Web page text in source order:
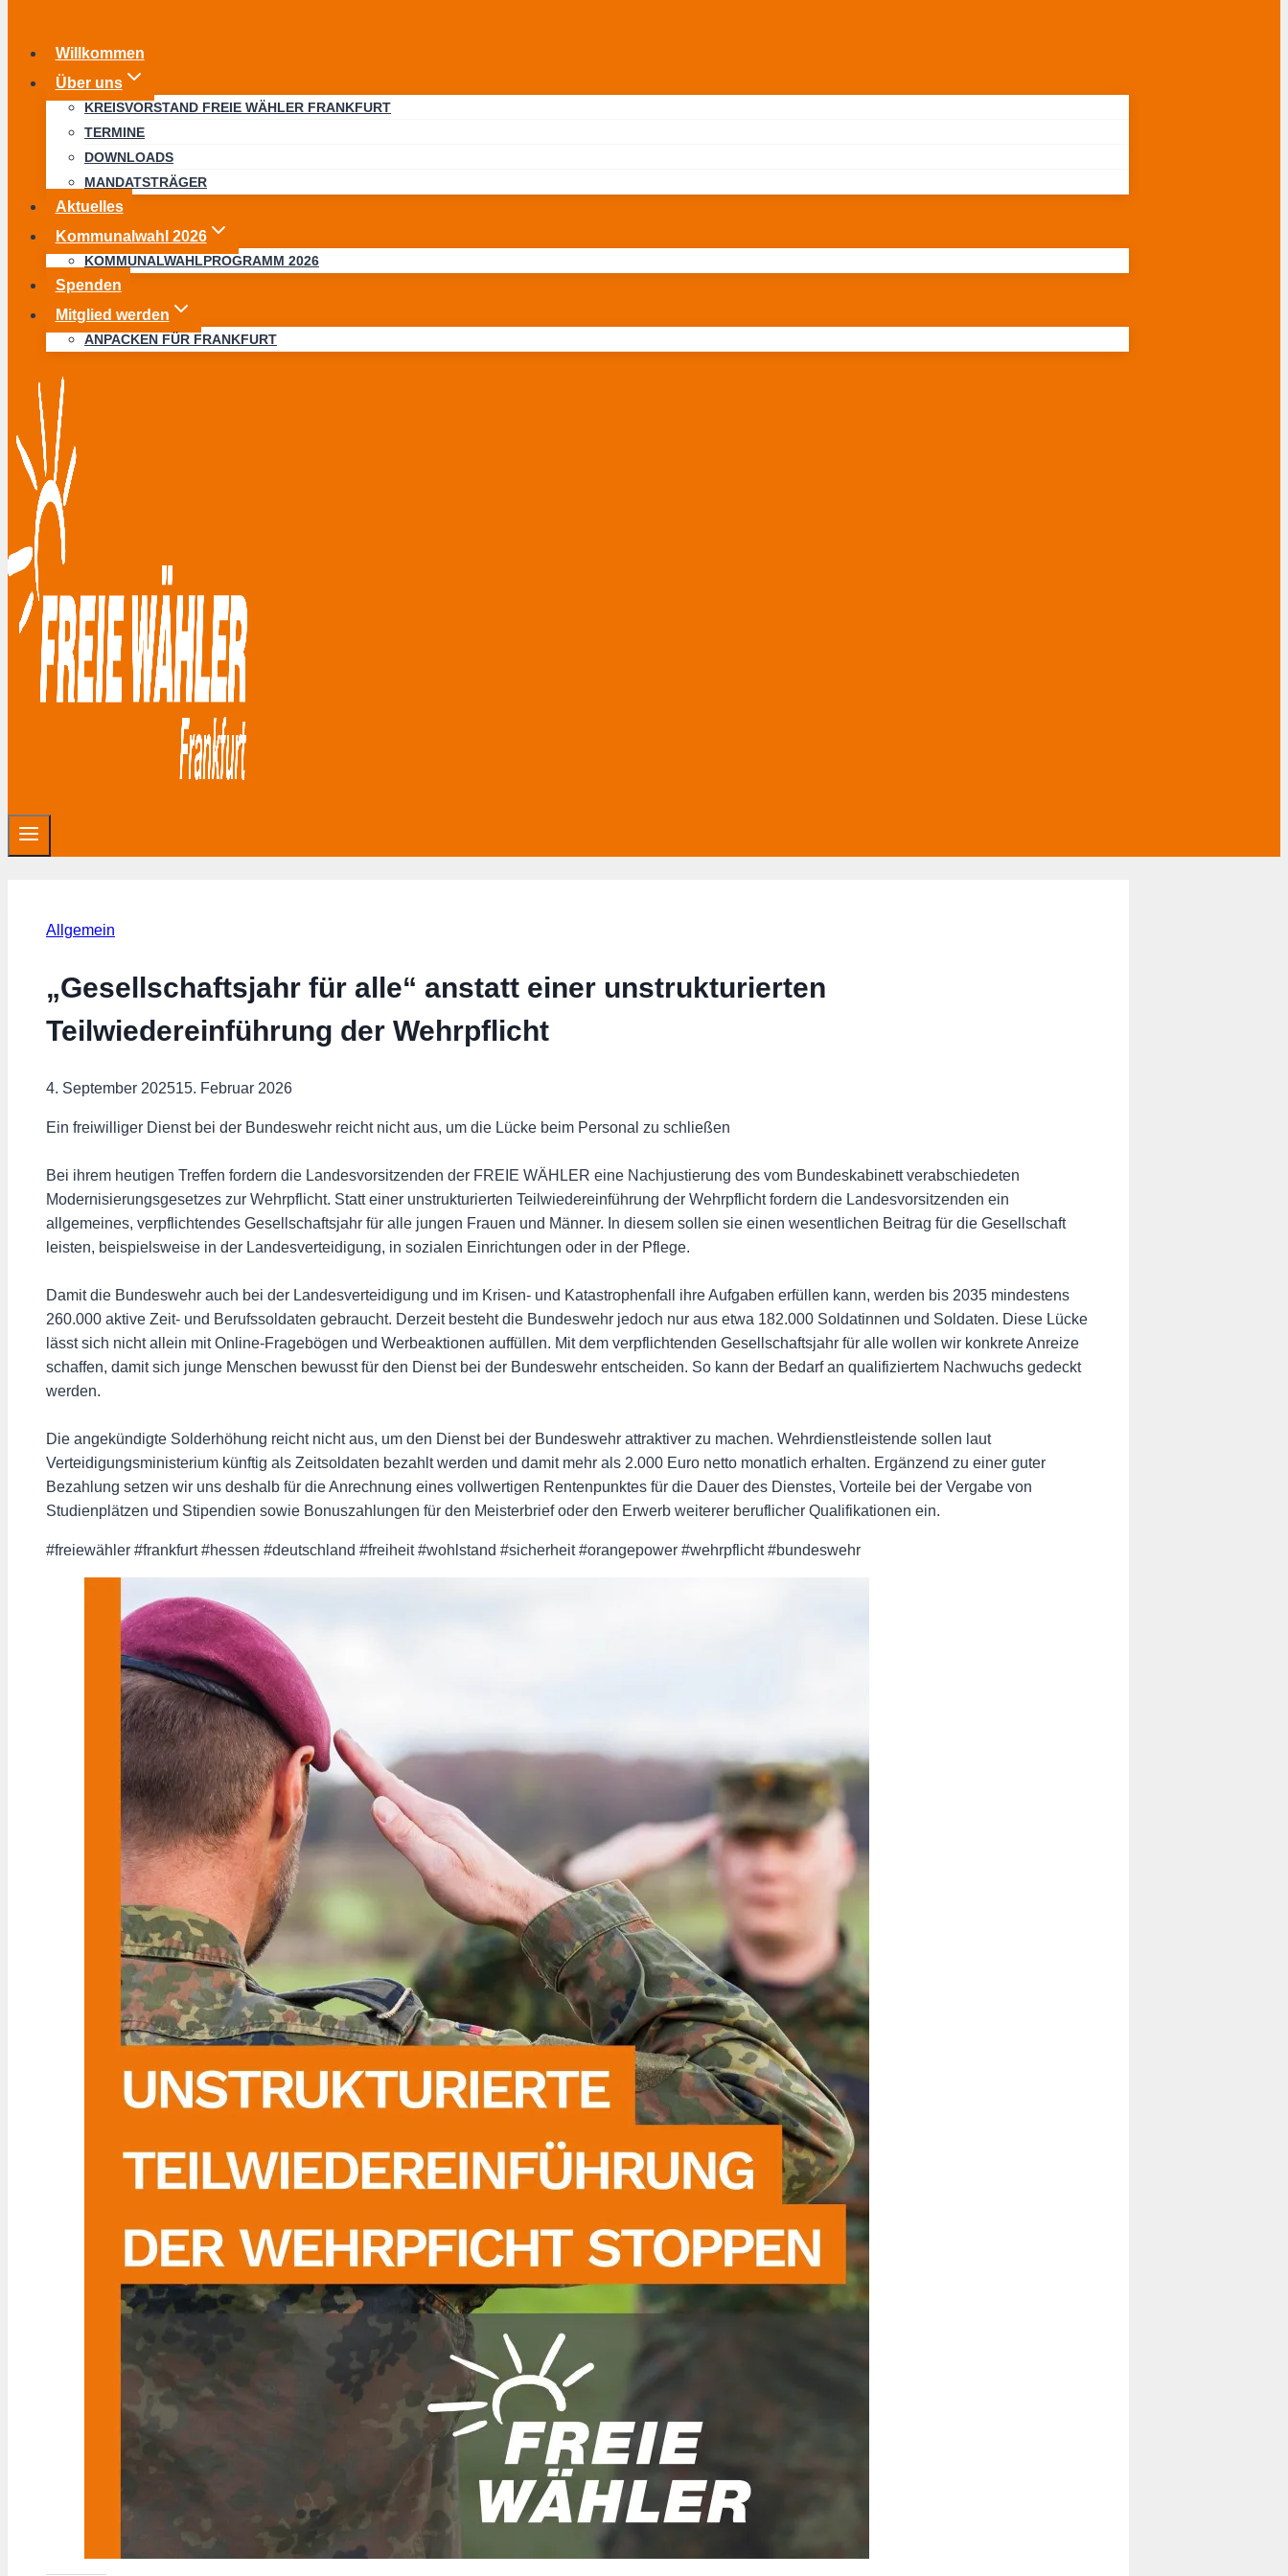
Willkommen
Über uns
KREISVORSTAND FREIE WÄHLER FRANKFURT
TERMINE
DOWNLOADS
MANDATSTRÄGER
Aktuelles
Kommunalwahl 2026
KOMMUNALWAHLPROGRAMM 2026
Spenden
Mitglied werden
ANPACKEN FÜR FRANKFURT
Allgemein
„Gesellschaftsjahr für alle“ anstatt einer unstrukturierten
Teilwiedereinführung der Wehrpflicht
4. September 202515. Februar 2026
Ein freiwilliger Dienst bei der Bundeswehr reicht nicht aus, um die Lücke beim Personal zu schließen
Bei ihrem heutigen Treffen fordern die Landesvorsitzenden der FREIE WÄHLER eine Nachjustierung des vom Bundeskabinett verabschiedeten
Modernisierungsgesetzes zur Wehrpflicht. Statt einer unstrukturierten Teilwiedereinführung der Wehrpflicht fordern die Landesvorsitzenden ein
allgemeines, verpflichtendes Gesellschaftsjahr für alle jungen Frauen und Männer. In diesem sollen sie einen wesentlichen Beitrag für die Gesellschaft
leisten, beispielsweise in der Landesverteidigung, in sozialen Einrichtungen oder in der Pflege.
Damit die Bundeswehr auch bei der Landesverteidigung und im Krisen- und Katastrophenfall ihre Aufgaben erfüllen kann, werden bis 2035 mindestens
260.000 aktive Zeit- und Berufssoldaten gebraucht. Derzeit besteht die Bundeswehr jedoch nur aus etwa 182.000 Soldatinnen und Soldaten. Diese Lücke
lässt sich nicht allein mit Online-Fragebögen und Werbeaktionen auffüllen. Mit dem verpflichtenden Gesellschaftsjahr für alle wollen wir konkrete Anreize
schaffen, damit sich junge Menschen bewusst für den Dienst bei der Bundeswehr entscheiden. So kann der Bedarf an qualifiziertem Nachwuchs gedeckt
werden.
Die angekündigte Solderhöhung reicht nicht aus, um den Dienst bei der Bundeswehr attraktiver zu machen. Wehrdienstleistende sollen laut
Verteidigungsministerium künftig als Zeitsoldaten bezahlt werden und damit mehr als 2.000 Euro netto monatlich erhalten. Ergänzend zu einer guter
Bezahlung setzen wir uns deshalb für die Anrechnung eines vollwertigen Rentenpunktes für die Dauer des Dienstes, Vorteile bei der Vergabe von
Studienplätzen und Stipendien sowie Bonuszahlungen für den Meisterbrief oder den Erwerb weiterer beruflicher Qualifikationen ein.
#freiewähler #frankfurt #hessen #deutschland #freiheit #wohlstand #sicherheit #orangepower #wehrpflicht #bundeswehr